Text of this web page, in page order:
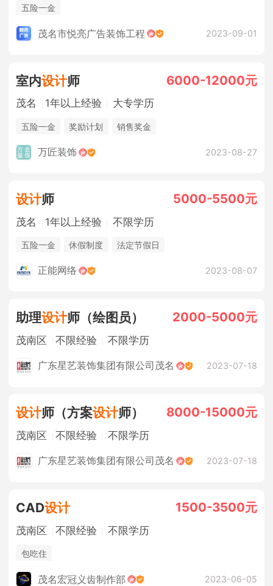
五险一金
茂名市悦亮广告装饰工程 2023-09-01
室内设计师 6000-12000元
茂名 1年以上经验 大专学历
五险一金 奖励计划 销售奖金
万匠装饰 2023-08-27
设计师 5000-5500元
茂名 1年以上经验 不限学历
五险一金 休假制度 法定节假日
正能网络 2023-08-07
助理设计师（绘图员） 2000-5000元
茂南区 不限经验 不限学历
广东星艺装饰集团有限公司茂名 2023-07-18
设计师（方案设计师） 8000-15000元
茂南区 不限经验 不限学历
广东星艺装饰集团有限公司茂名 2023-07-18
CAD设计 1500-3500元
茂南区 不限经验 不限学历
包吃住
茂名宏冠义齿制作部 2023-06-05